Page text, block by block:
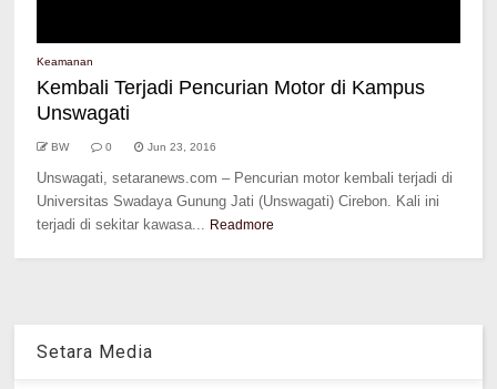
Keamanan
Kembali Terjadi Pencurian Motor di Kampus
Unswagati
BW 0 Jun 23, 2016
Unswagati, setaranews.com – Pencurian motor kembali terjadi di
Universitas Swadaya Gunung Jati (Unswagati) Cirebon. Kali ini
terjadi di sekitar kawasa... Readmore
Setara Media